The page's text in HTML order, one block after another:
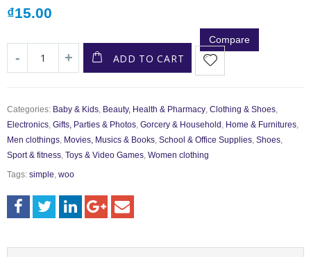
₫15.00
ADD TO CART
Compare
Categories: Baby & Kids, Beauty, Health & Pharmacy, Clothing & Shoes,
Electronics, Gifts, Parties & Photos, Gorcery & Household , Home & Furnitures,
Men clothings, Movies, Musics & Books, School & Office Supplies, Shoes,
Sport & fitness, Toys & Video Games, Women clothing
Tags: simple, woo